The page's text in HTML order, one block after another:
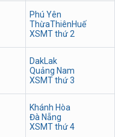
Phú Yên
ThừaThiênHuế
XSMT thứ 2
DakLak
Quảng Nam
XSMT thứ 3
Khánh Hòa
Đà Nẵng
XSMT thứ 4